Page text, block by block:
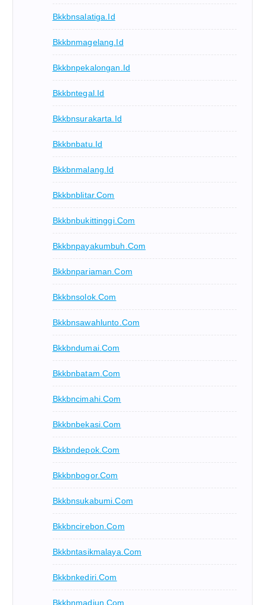
Bkkbnsalatiga.id
Bkkbnmagelang.id
Bkkbnpekalongan.id
Bkkbntegal.id
Bkkbnsurakarta.id
Bkkbnbatu.id
Bkkbnmalang.id
Bkkbnblitar.com
Bkkbnbukittinggi.com
Bkkbnpayakumbuh.com
Bkkbnpariaman.com
Bkkbnsolok.com
Bkkbnsawahlunto.com
Bkkbndumai.com
Bkkbnbatam.com
Bkkbncimahi.com
Bkkbnbekasi.com
Bkkbndepok.com
Bkkbnbogor.com
Bkkbnsukabumi.com
Bkkbncirebon.com
Bkkbntasikmalaya.com
Bkkbnkediri.com
Bkkbnmadiun.com